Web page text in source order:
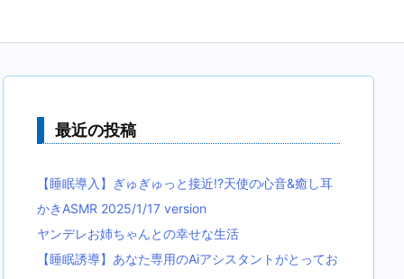
最近の投稿
【睡眠導入】ぎゅぎゅっと接近!?天使の心音&癒し耳
かきASMR 2025/1/17 version
ヤンデレお姉ちゃんとの幸せな生活
【睡眠誘導】あなた専用のAiアシスタントがとってお